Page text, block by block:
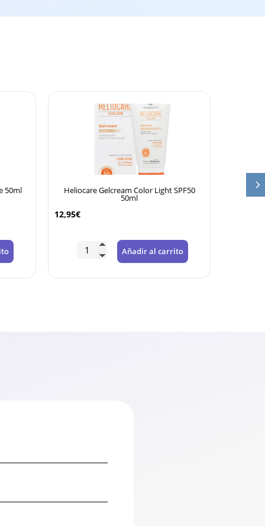
50ml Heliocare Gelcream Color Light SPF50
50ml
12,95€
Añadir al carrito
Isdin